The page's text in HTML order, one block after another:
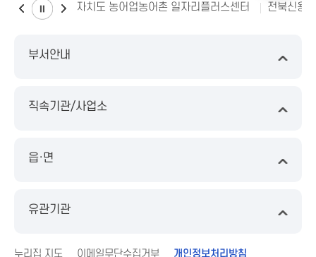
전북특별자치도 농어업농어촌 일자리플러스센터 전북신용
부서안내
직속기관/사업소
읍·면
유관기관
누리집 지도 이메일무단수집거부 개인정보처리방침